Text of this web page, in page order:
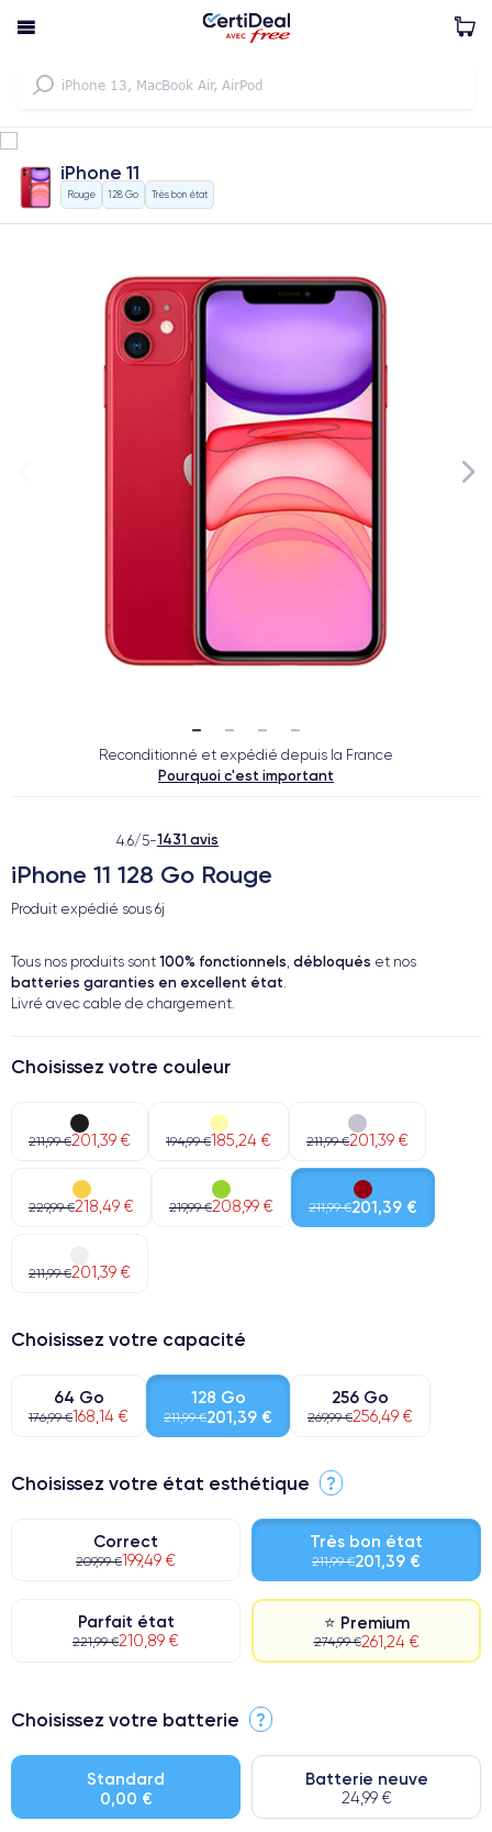
iPhone 11
Rouge 128 Go Très bon état
Reconditionné et expédié depuis la France
Pourquoi c'est important
4.6/5-1431 avis
iPhone 11 128 Go Rouge
Produit expédié sous 6j
Tous nos produits sont 100% fonctionnels, débloqués et nos
batteries garanties en excellent état.
Livré avec cable de chargement.
Choisissez votre couleur
211,99 €201,39 € 194,99 €185,24 € 211,99 €201,39 €
229,99 €218,49 € 219,99 €208,99 € 211,99 €201,39 €
211,99 €201,39 €
Choisissez votre capacité
64 Go
176,99 €168,14 €
128 Go
211,99 €201,39 €
256 Go
269,99 €256,49 €
Choisissez votre état esthétique ?
Correct
209,99 €199,49 €
Très bon état
211,99 €201,39 €
Parfait état
221,99 €210,89 €
⭐ Premium
274,99 €261,24 €
⭐ Premium
● Batterie : usage intensif.
● Seuls 5% de nos téléphones ont un grade Premium.
Choisissez votre batterie ?
Standard
0,00 €
Batterie neuve
24,99 €